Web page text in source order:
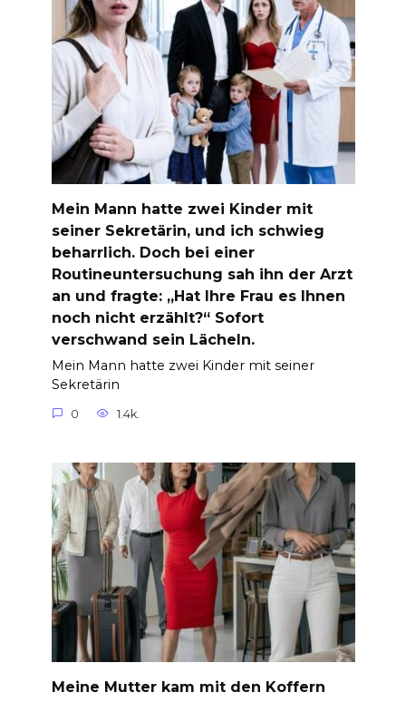
Mein Mann hatte zwei Kinder mit
seiner Sekretärin, und ich schwieg
beharrlich. Doch bei einer
Routineuntersuchung sah ihn der Arzt
an und fragte: „Hat Ihre Frau es Ihnen
noch nicht erzählt?“ Sofort
verschwand sein Lächeln.
Mein Mann hatte zwei Kinder mit seiner
Sekretärin
0 1.4k.
Meine Mutter kam mit den Koffern